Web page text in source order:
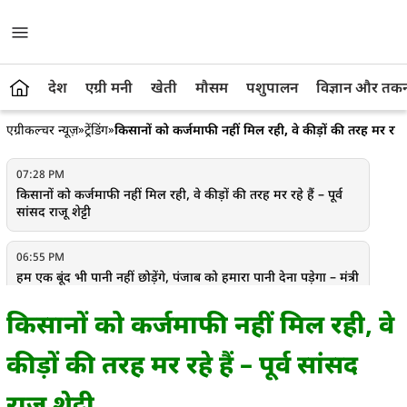
देश एग्री मनी खेती मौसम पशुपालन विज्ञान और
एग्रीकल्चर न्यूज़»ट्रेंडिंग»किसानों को कर्जमाफी नहीं मिल रही, वे कीड़ों की तरह मर रहे
07:28 PM
किसानों को कर्जमाफी नहीं मिल रही, वे कीड़ों की तरह मर रहे हैं – पूर्व
सांसद राजू शेट्टी
06:55 PM
हम एक बूंद भी पानी नहीं छोड़ेंगे, पंजाब को हमारा पानी देना पड़ेगा – मंत्री
15 लाख मिट्टी के नमूनों की जांच होगी, 5 मई से विशेष मृदा नमूना
संकलन अभियान
किसानों को कर्जमाफी नहीं मिल रही, वे
कीड़ों की तरह मर रहे हैं – पूर्व सांसद